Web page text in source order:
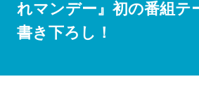
れマンデー』初の番組テ
書き下ろし！